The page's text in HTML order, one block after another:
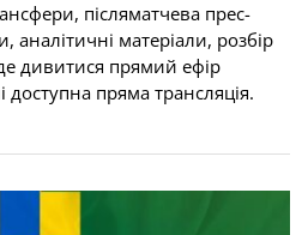
післяматчева прес-
аналітичні матеріали, розбір
дивитися прямий ефір
пряма трансляція.